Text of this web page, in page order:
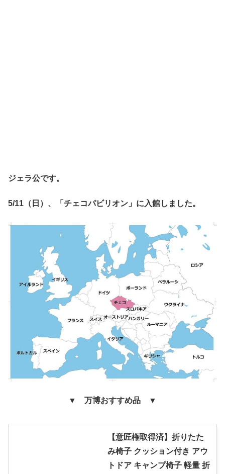
ジェラ公です。
5/11（日）、「チェコパビリオン」に入館しました。
▼ 万博おすすめ品 ▼
【意匠権取得済】折りたた
み椅子 クッション付き アウ
トドア キャンプ椅子 軽量 折